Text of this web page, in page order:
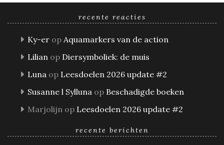
recente reacties
Ky-er op Aquamarkers van de action
Lilian op Diersymboliek: de muis
Luna op Leesdoelen 2026 update #2
Susanne l Sylluna op Beschadigde boeken
Marjolijn op Leesdoelen 2026 update #2
recente berichten